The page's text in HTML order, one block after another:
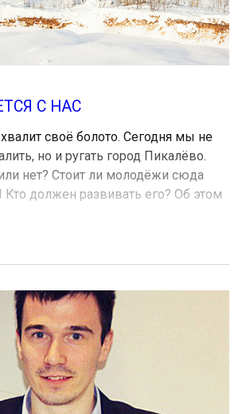
С НАС
своё болото. Сегодня мы не
но и ругать город Пикалёво.
нет? Стоит ли молодёжи сюда
Кто должен развивать его? Об этом